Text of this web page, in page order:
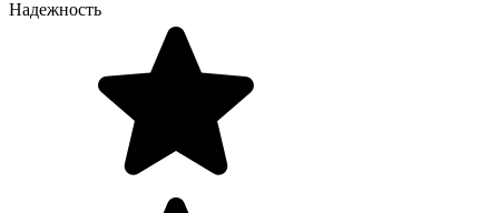
Надежность